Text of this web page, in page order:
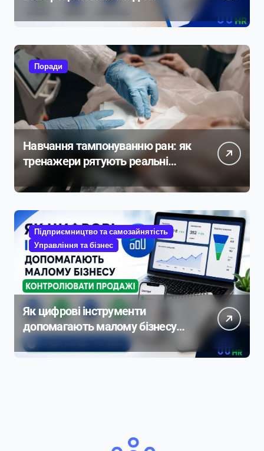
Поради
Навчання тампонуванню ран: як
тренажери рятують реальні
життя
Підприємництво та самозайнятість
Управління та бізнес
Як цифрові інструменти
допомагають малому бізнесу
контролювати продажі